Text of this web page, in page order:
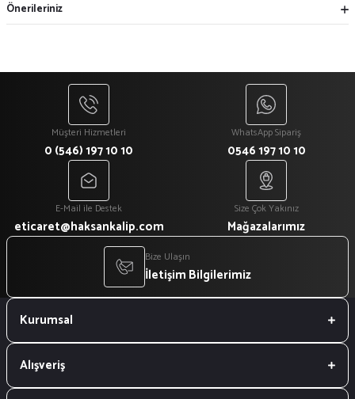
Önerileriniz
Müşteri Hizmetleri
0 (546) 197 10 10
WhatsApp Sipariş
0546 197 10 10
E-Mail ile Destek
eticaret@haksankalip.com
Size Çok Yakınız
Mağazalarımız
Bize Ulaşın
İletişim Bilgilerimiz
Kurumsal
Alışveriş